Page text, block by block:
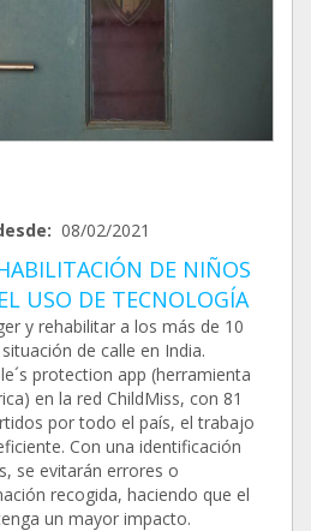
08/02/2021
DE NIÑOS
USO DE TECNOLOGÍA
y rehabilitar a los más de 10
de calle en India.
protection app (herramienta
en la red ChildMiss, con 81
por todo el país, el trabajo
Con una identificación
se evitarán errores o
recogida, haciendo que el
un mayor impacto.